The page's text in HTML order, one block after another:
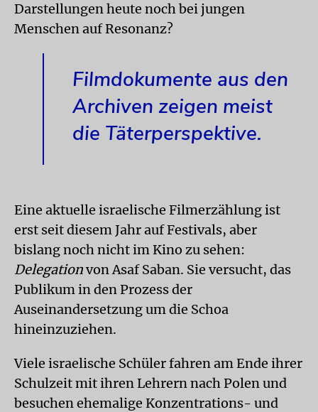
Darstellungen heute noch bei jungen
Menschen auf Resonanz?
Filmdokumente aus den
Archiven zeigen meist
die Täterperspektive.
Eine aktuelle israelische Filmerzählung ist
erst seit diesem Jahr auf Festivals, aber
bislang noch nicht im Kino zu sehen:
Delegationvon Asaf Saban. Sie versucht, das
Publikum in den Prozess der
Auseinandersetzung um die Schoa
hineinzuziehen.
Viele israelische Schüler fahren am Ende ihrer
Schulzeit mit ihren Lehrern nach Polen und
besuchen ehemalige Konzentrations- und